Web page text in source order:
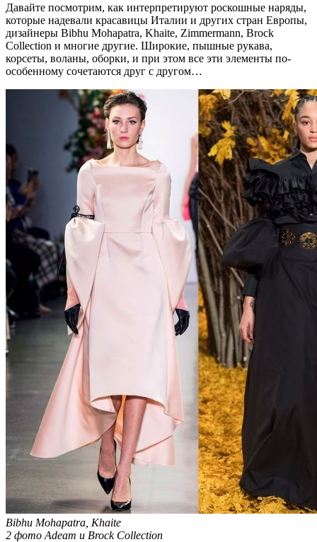
Давайте посмотрим, как интерпретируют роскошные наряды,
которые надевали красавицы Италии и других стран Европы,
дизайнеры Bibhu Mohapatra, Khaite, Zimmermann, Brock
Collection и многие другие. Широкие, пышные рукава,
корсеты, воланы, оборки, и при этом все эти элементы по-
особенному сочетаются друг с другом…
Bibhu Mohapatra, Khaite
2 фото Adeam и Brock Collection